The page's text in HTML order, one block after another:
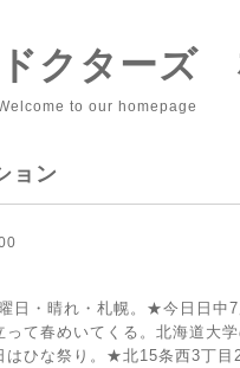
クターズ
to our homepage
ョン
日・晴れ・札幌。★今日日中
って春めいてくる。北海道大
はひな祭り。★北15条西3丁目